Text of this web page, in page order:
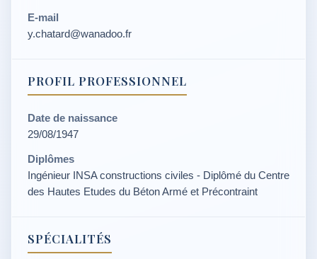
E-mail
y.chatard@wanadoo.fr
PROFIL PROFESSIONNEL
Date de naissance
29/08/1947
Diplômes
Ingénieur INSA constructions civiles - Diplômé du Centre
des Hautes Etudes du Béton Armé et Précontraint
SPÉCIALITÉS